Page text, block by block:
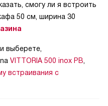
смогу ли я встроить
50 см, ширина 30
выберете,
VITTORIA 500 inox PB,
встраивания с